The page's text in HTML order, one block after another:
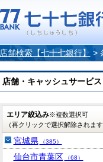
店舗検索【七十七銀行】 >
店舗・キャッシュサービ
エリア絞込み※複数選択可
（再クリックで選択解除されます
宮城県 （385）
仙台市青葉区 （68）